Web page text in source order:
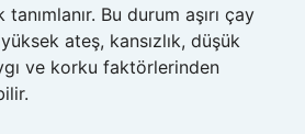
tanımlanır. Bu durum aşırı çay
ateş, kansızlık, düşük
ve korku faktörlerinden